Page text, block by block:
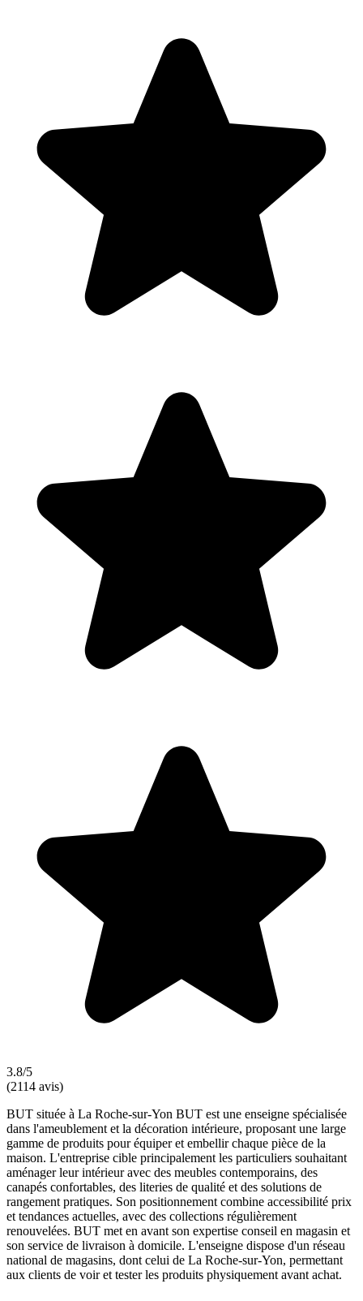
3.8/5
(2114 avis)
BUT située à La Roche-sur-Yon BUT est une enseigne spécialisée
dans l'ameublement et la décoration intérieure, proposant une large
gamme de produits pour équiper et embellir chaque pièce de la
maison. L'entreprise cible principalement les particuliers souhaitant
aménager leur intérieur avec des meubles contemporains, des
canapés confortables, des literies de qualité et des solutions de
rangement pratiques. Son positionnement combine accessibilité prix
et tendances actuelles, avec des collections régulièrement
renouvelées. BUT met en avant son expertise conseil en magasin et
son service de livraison à domicile. L'enseigne dispose d'un réseau
national de magasins, dont celui de La Roche-sur-Yon, permettant
aux clients de voir et tester les produits physiquement avant achat.